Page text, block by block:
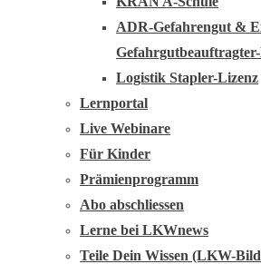
ADR-Gefahrengut &
Logistik Stapler-Lizenz
Lernportal
Live Webinare
Für Kinder
Prämienprogramm
Abo abschliessen
Lerne bei LKWnews
Teile Dein Wissen (LKW-